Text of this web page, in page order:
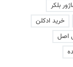
بلکر
خرید ادکلن
اصل